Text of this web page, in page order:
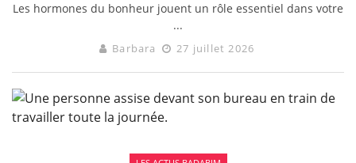
Les hormones du bonheur jouent un rôle essentiel dans votre
...
Barbara 27 juillet 2026